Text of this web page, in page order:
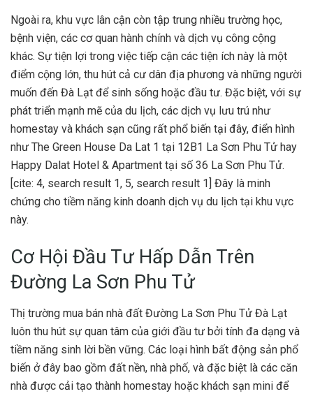
Ngoài ra, khu vực lân cận còn tập trung nhiều trường học,
bệnh viện, các cơ quan hành chính và dịch vụ công cộng
khác. Sự tiện lợi trong việc tiếp cận các tiện ích này là một
điểm cộng lớn, thu hút cả cư dân địa phương và những người
muốn đến Đà Lạt để sinh sống hoặc đầu tư. Đặc biệt, với sự
phát triển mạnh mẽ của du lịch, các dịch vụ lưu trú như
homestay và khách sạn cũng rất phổ biến tại đây, điển hình
như The Green House Da Lat 1 tại 12B1 La Sơn Phu Tử hay
Happy Dalat Hotel & Apartment tại số 36 La Sơn Phu Tử.
[cite: 4, search result 1, 5, search result 1] Đây là minh
chứng cho tiềm năng kinh doanh dịch vụ du lịch tại khu vực
này.
Cơ Hội Đầu Tư Hấp Dẫn Trên
Đường La Sơn Phu Tử
Thị trường mua bán nhà đất Đường La Sơn Phu Tử Đà Lạt
luôn thu hút sự quan tâm của giới đầu tư bởi tính đa dạng và
tiềm năng sinh lời bền vững. Các loại hình bất động sản phổ
biến ở đây bao gồm đất nền, nhà phố, và đặc biệt là các căn
nhà được cải tạo thành homestay hoặc khách sạn mini để